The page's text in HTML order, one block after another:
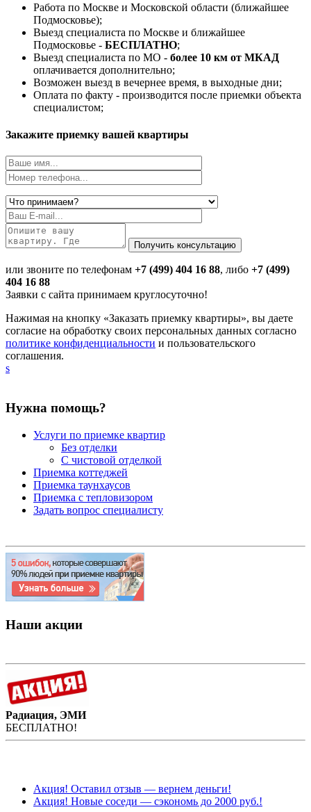
Работа по Москве и Московской области (ближайшее
Подмосковье);
Выезд специалиста по Москве и ближайшее
Подмосковье - БЕСПЛАТНО;
Выезд специалиста по МО - более 10 км от МКАД
оплачивается дополнительно;
Возможен выезд в вечернее время, в выходные дни;
Оплата по факту - производится после приемки объекта
специалистом;
Закажите приемку вашей квартиры
или звоните по телефонам +7 (499) 404 16 88, либо +7 (499)
404 16 88
Заявки с сайта принимаем круглосуточно!
Нажимая на кнопку «Заказать приемку квартиры», вы даете
согласие на обработку своих персональных данных согласно
политике конфиденциальности и пользовательского
соглашения.
s
Нужна помощь?
Услуги по приемке квартир
Без отделки
С чистовой отделкой
Приемка коттеджей
Приемка таунхаусов
Приемка с тепловизором
Задать вопрос специалисту
Наши акции
Радиация, ЭМИ
БЕСПЛАТНО!
Акция! Оставил отзыв — вернем деньги!
Акция! Новые соседи — сэкономь до 2000 руб.!